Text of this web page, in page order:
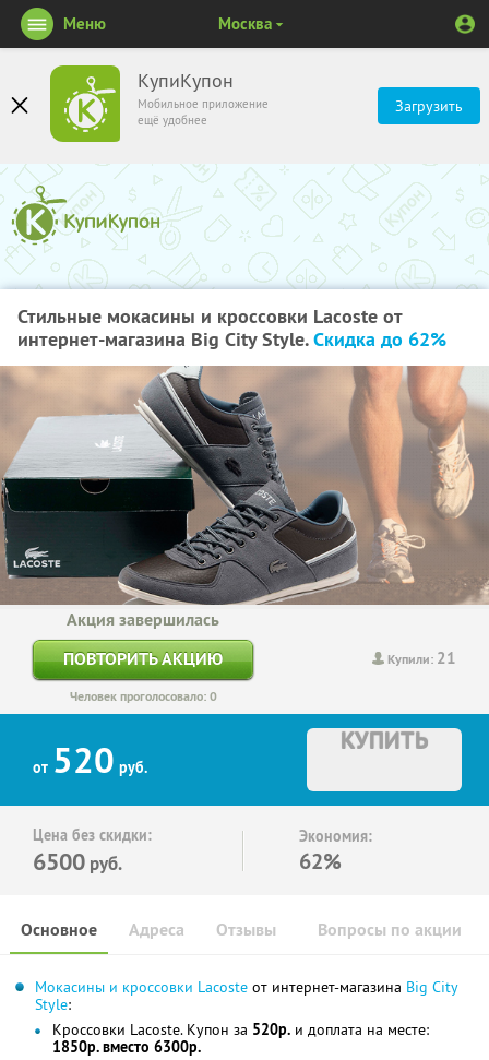
КупиКупон
Мобильное приложение
ещё удобнее
Загрузить
Меню Москва
Стильные мокасины и кроссовки Lacoste от
интернет-магазина Big City Style.Скидка до 62%
Купили: 21
Акция завершилась
ПОВТОРИТЬ АКЦИЮ
Человек проголосовало: 0
от 520 руб.
КУПИТЬ
Цена без скидки:
6500 руб.
Экономия:
62%
Основное Отзывы Вопросы по акции
Адреса
Мокасины и кроссовки Lacoste от интернет-магазина Big City
Style:
Кроссовки Lacoste. Купон за 520р. и доплата на месте:
1850р. вместо 6300р.